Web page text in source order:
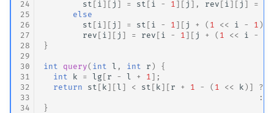
24
25
26
27
28
29
30
31
32
33
34
st [ i ][ j ] = st [ i - 1 ][ j ], rev [ i ][ j ] =
else
st [ i ][ j ] = st [ i - 1 ][ j + ( 1 << i - 1 )],
rev [ i ][ j ] = rev [ i - 1 ][ j + ( 1 << i -
}
int query( int l , int r )
{
int
k = lg [ r - l + 1 ];
return
st [ k ][l ] < st [ k ][ r + 1 - ( 1 << k )] ?
:
}